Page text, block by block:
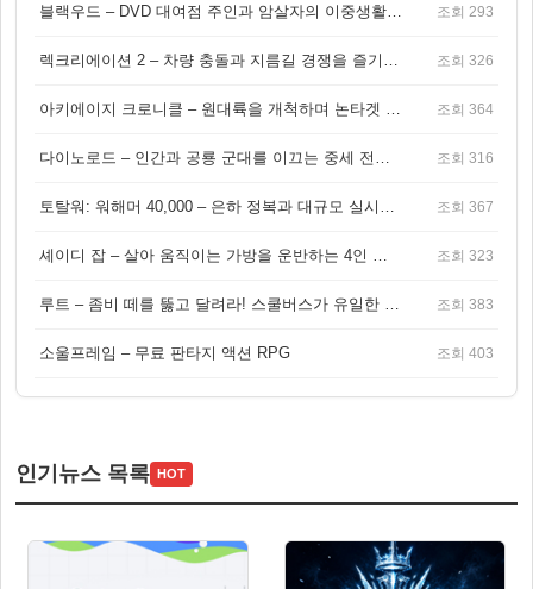
블랙우드 – DVD 대여점 주인과 암살자의 이중생활을 그린 3인칭 액션 스릴러 게임 조회 293
렉크리에이션 2 – 차량 충돌과 지름길 경쟁을 즐기는 오픈월드 아케이드 레이싱 게임 조회 326
아키에이지 크로니클 – 원대륙을 개척하며 논타겟 전투를 즐기는 오픈월드 MMORPG 조회 364
다이노로드 – 인간과 공룡 군대를 이끄는 중세 전략 액션 RPG 조회 316
토탈워: 워해머 40,000 – 은하 정복과 대규모 실시간 전투가 결합된 전략 게임! 조회 367
셰이디 잡 – 살아 움직이는 가방을 운반하는 4인 협동 물리 어드벤처 게임 조회 323
루트 – 좀비 떼를 뚫고 달려라! 스쿨버스가 유일한 집이 되는 4인 협동 생존 게임 조회 383
소울프레임 – 무료 판타지 액션 RPG 조회 403
인기뉴스 목록 HOT